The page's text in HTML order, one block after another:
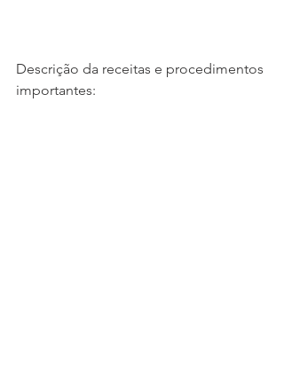
Descrição da receitas e procedimentos
importantes: